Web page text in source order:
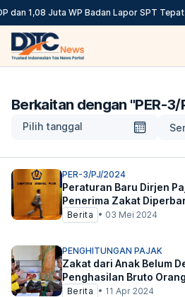
dan 1,08 Juta WP Badan Lapor SPT Tepat
Berkaitan dengan "PER-
Pilih tanggal
PER-3/PJ/2024
Peraturan Baru Dirjen
Penerima Zakat
Berita • 03 Mei 2024
PENGHITUNGAN PAJAK
Zakat dari Anak Belum
Penghasilan Bruto
Berita • 11 Apr 2024